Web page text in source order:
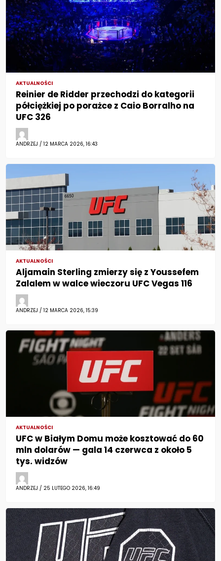
AKTUALNOŚCI
Reinier de Ridder przechodzi do kategorii
półciężkiej po porażce z Caio Borralho na
UFC 326
ANDRZEJ / 12 MARCA 2026, 16:43
AKTUALNOŚCI
Aljamain Sterling zmierzy się z Youssefem
Zalalem w walce wieczoru UFC Vegas 116
ANDRZEJ / 12 MARCA 2026, 15:39
AKTUALNOŚCI
UFC w Białym Domu może kosztować do 60
mln dolarów — gala 14 czerwca z około 5
tys. widzów
ANDRZEJ / 25 LUTEGO 2026, 16:49